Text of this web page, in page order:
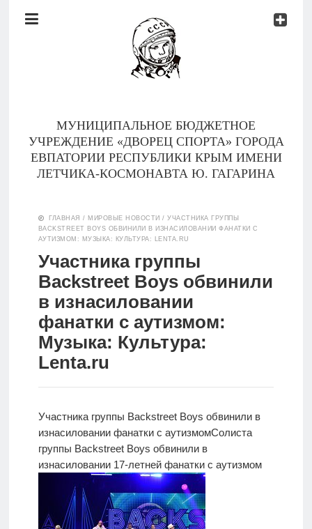
Документы
МУНИЦИПАЛЬНОЕ БЮДЖЕТНОЕ
УЧРЕЖДЕНИЕ «ДВОРЕЦ СПОРТА» ГОРОДА
ЕВПАТОРИИ РЕСПУБЛИКИ КРЫМ ИМЕНИ
ЛЕТЧИКА-КОСМОНАВТА Ю. ГАГАРИНА
Тренеры
Документы
Контакты
Новости
Родителям
О
Версия для
ГЛАВНАЯ / МИРОВЫЕ НОВОСТИ /УЧАСТНИКА ГРУППЫ
BACKSTREET BOYS ОБВИНИЛИ В ИЗНАСИЛОВАНИИ ФАНАТКИ С
АУТИЗМОМ: МУЗЫКА: КУЛЬТУРА: LENTA.RU
Участника группы
Backstreet Boys обвинили
в изнасиловании
фанатки с аутизмом:
Музыка: Культура:
Lenta.ru
Участника группы Backstreet Boys обвинили в
изнасиловании фанатки с аутизмомСолиста
группы Backstreet Boys обвинили в
изнасиловании 17-летней фанатки с аутизмом